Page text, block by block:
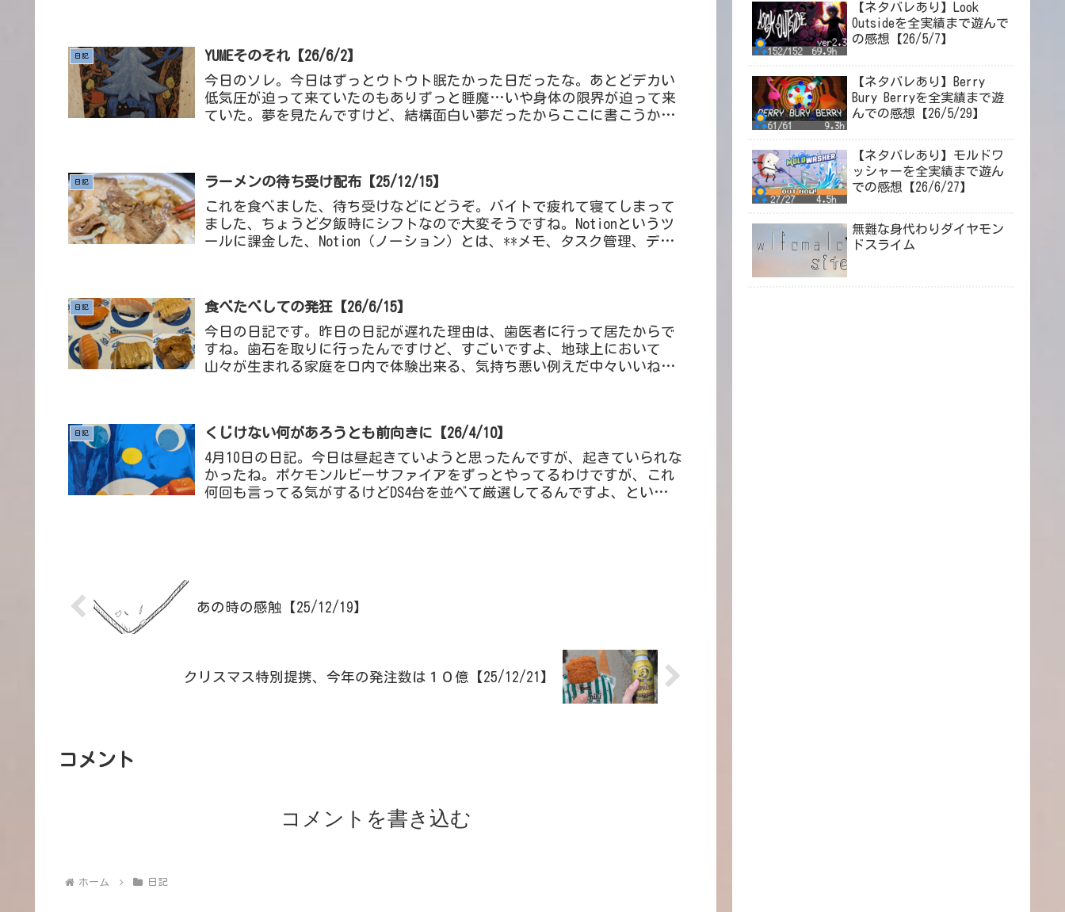
日記 YUMEそのそれ【26/6/2】
今日のソレ。今日はずっとウトウト眠たかった日だったな。あとどデカい
低気圧が迫って来ていたのもありずっと睡魔…いや身体の限界が迫って来
ていた。夢を見たんですけど、結構面白い夢だったからここに書こうか
日記 ラーメンの待ち受け配布【25/12/15】
これを食べました、待ち受けなどにどうぞ。バイトで疲れて寝てしまって
ました、ちょうど夕飯時にシフトなので大変そうですね。Notionというツ
ールに課金した、Notion（ノーション）とは、**メモ、タスク管理、デー
日記 食べたべしての発狂【26/6/15】
今日の日記です。昨日の日記が遅れた理由は、歯医者に行って居たからで
すね。歯石を取りに行ったんですけど、すごいですよ、地球上において
山々が生まれる家庭を口内で体験出来る、気持ち悪い例えだ中々いいね。
日記 くじけない何があろうとも前向きに【26/4/10】
4月10日の日記。今日は昼起きていようと思ったんですが、起きていられな
かったね。ポケモンルビーサファイアをずっとやってるわけですが、これ
何回も言ってる気がするけどDS4台を並べて厳選してるんですよ、というこ
あの時の感触【25/12/19】
クリスマス特別提携、今年の発注数は１０億【25/12/21】
コメント
コメントを書き込む
ホーム 日記
【ネタバレあり】Look
Outsideを全実績まで遊んで
の感想【26/5/7】
【ネタバレあり】Berry
Bury Berryを全実績まで遊
んでの感想【26/5/29】
【ネタバレあり】モルドワ
ッシャーを全実績まで遊ん
での感想【26/6/27】
無難な身代わりダイヤモン
ドスライム